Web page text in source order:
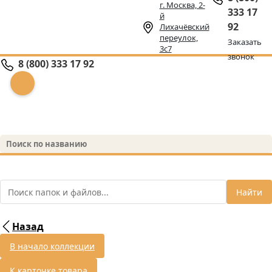
г. Москва, 2-
й
Лихачёвский
переулок,
3с7
333 17
92
Заказать
звонок
8 (800) 333 17 92
Найти
Назад
В начало коллекции